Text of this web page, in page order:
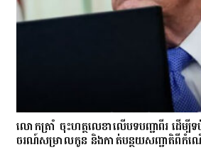
លោក​ត្រាំ ចុះហត្ថលេខាលើបទបញ្ជាពីរ ដើម្បី
ចរណ៍សម្រាលកូន និងកាត់បន្ថយសញ្ជាតិពីកំ